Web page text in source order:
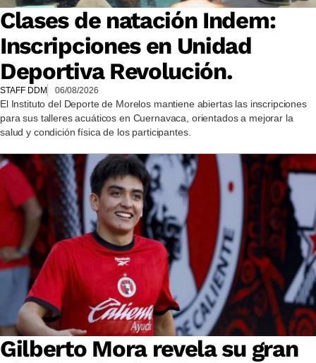
Clases de natación Indem:
Inscripciones en Unidad
Deportiva Revolución.
STAFF DDM 06/08/2026
El Instituto del Deporte de Morelos mantiene abiertas las inscripciones
para sus talleres acuáticos en Cuernavaca, orientados a mejorar la
salud y condición física de los participantes.
Gilberto Mora revela su gran